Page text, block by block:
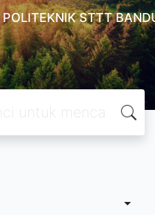
STTT